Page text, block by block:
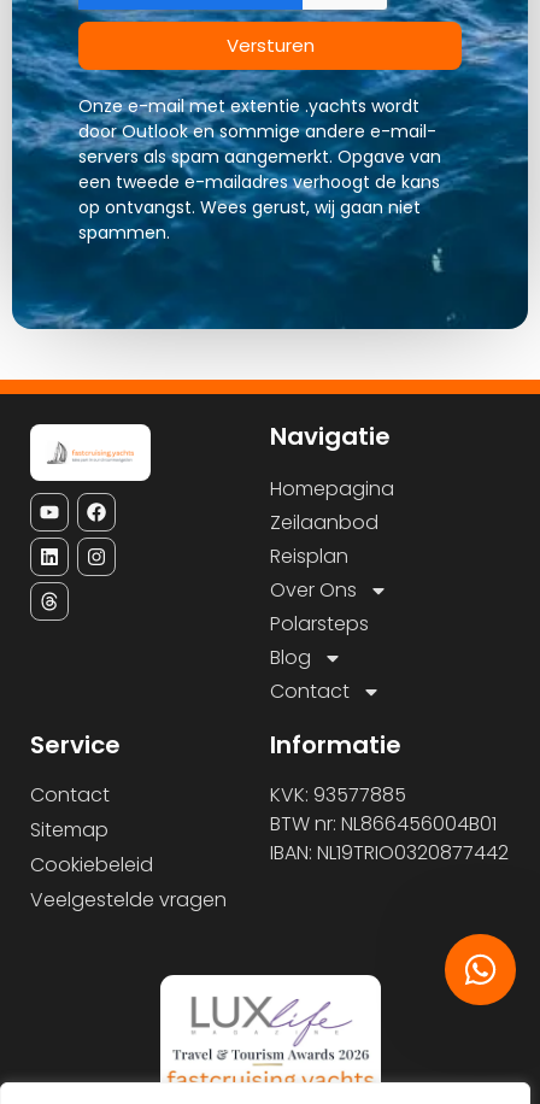
Versturen
Onze e-mail met extentie .yachts wordt
door Outlook en sommige andere e-mail-
servers als spam aangemerkt. Opgave van
een tweede e-mailadres verhoogt de kans
op ontvangst. Wees gerust, wij gaan niet
spammen.
Navigatie
Homepagina
Zeilaanbod
Reisplan
Over Ons
Polarsteps
Blog
Contact
Service
Contact
Sitemap
Cookiebeleid
Veelgestelde vragen
Informatie
KVK: 93577885
BTW nr: NL866456004B01
IBAN: NL19TRIO0320877442